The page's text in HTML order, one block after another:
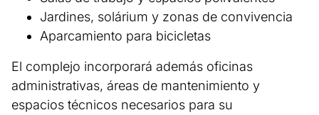
Jardines, solárium y zonas de convivencia
Aparcamiento para bicicletas
El complejo incorporará además oficinas
administrativas, áreas de mantenimiento y
espacios técnicos necesarios para su